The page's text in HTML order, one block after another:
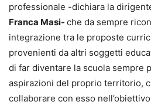
professionale -dichiara la
Franca Masi- che da sempre
integrazione tra le proposte
provenienti da altri soggetti
di far diventare la scuola sempre
aspirazioni del proprio territorio,
collaborare con esso